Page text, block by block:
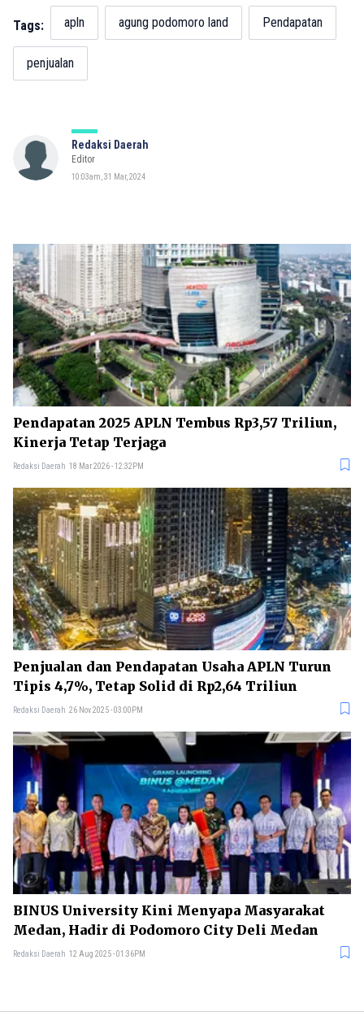
Tags: apln agung podomoro land Pendapatan
penjualan
Redaksi Daerah
Editor
10:03am, 31 Mar, 2024
Pendapatan 2025 APLN Tembus Rp3,57 Triliun,
Kinerja Tetap Terjaga
Redaksi Daerah 18 Mar 2026 - 12:32PM
Penjualan dan Pendapatan Usaha APLN Turun
Tipis 4,7%, Tetap Solid di Rp2,64 Triliun
Redaksi Daerah 26 Nov 2025 - 03:00PM
BINUS University Kini Menyapa Masyarakat
Medan, Hadir di Podomoro City Deli Medan
Redaksi Daerah 12 Aug 2025 - 01:36PM